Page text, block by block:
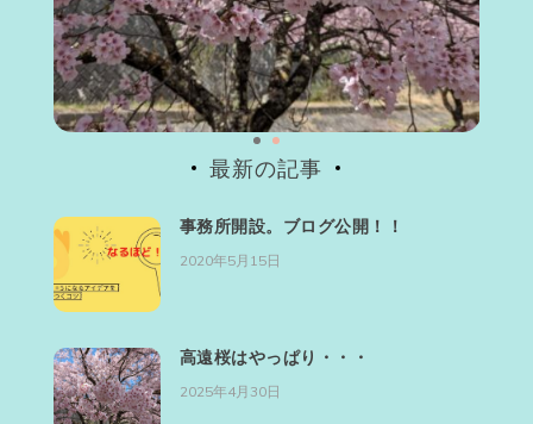
最新の記事
事務所開設。ブログ公開！！
2020年5月15日
高遠桜はやっぱり・・・
2025年4月30日